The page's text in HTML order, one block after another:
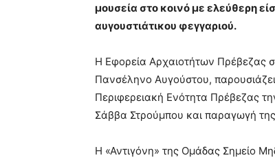
μουσεία στο κοινό με ελεύθερη
αυγουστιάτικου φεγγαριού.
Η Εφορεία Αρχαιοτήτων Πρέβεζας
Πανσέληνο Αυγούστου,
Περιφερειακή Ενότητα Πρέβεζας
Σάββα Στρούμπου και παραγωγή
Η «Αντιγόνη» της Ομάδας Σημείο